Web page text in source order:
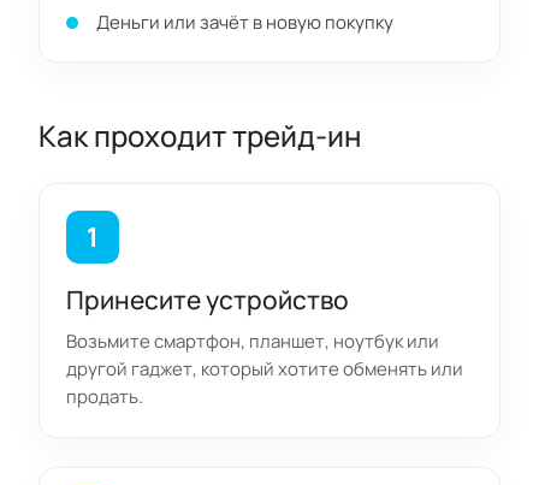
Деньги или зачёт в новую покупку
Как проходит трейд-ин
1
Принесите устройство
Возьмите смартфон, планшет, ноутбук или
другой гаджет, который хотите обменять или
продать.